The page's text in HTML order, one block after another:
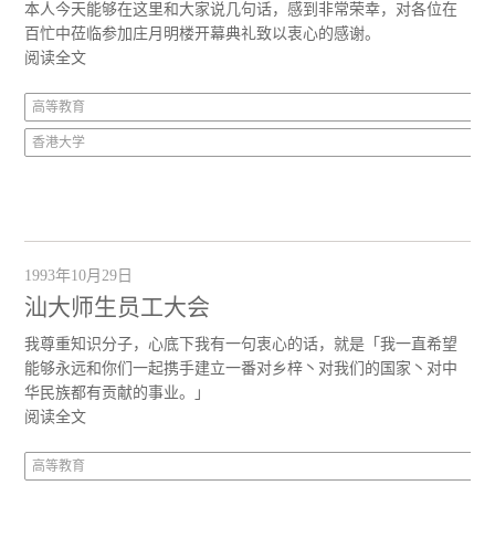
本人今天能够在这里和大家说几句话，感到非常荣幸，对各位在
百忙中莅临参加庄月明楼开幕典礼致以衷心的感谢。
阅读全文
高等教育
香港大学
1993年10月29日
汕大师生员工大会
我尊重知识分子，心底下我有一句衷心的话，就是「我一直希望
能够永远和你们一起携手建立一番对乡梓丶对我们的国家丶对中
华民族都有贡献的事业。」
阅读全文
高等教育